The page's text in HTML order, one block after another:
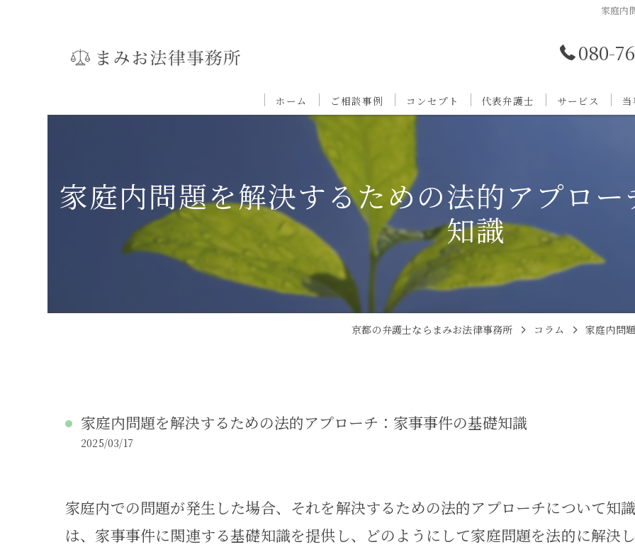
家庭内
080-
ホーム ご相談事例 コンセプト 代表弁護士 サービス
家庭内問題を解決するための法的アプロ
知識
京都の弁護士ならまみお法律事務所 コラム 家庭内問
家庭内問題を解決するための法的アプローチ：家事事件の基礎知識
2025/03/17
家庭内での問題が発生した場合、それを解決するための法的アプローチについて知
は、家事事件に関連する基礎知識を提供し、どのようにして家庭問題を法的に解決